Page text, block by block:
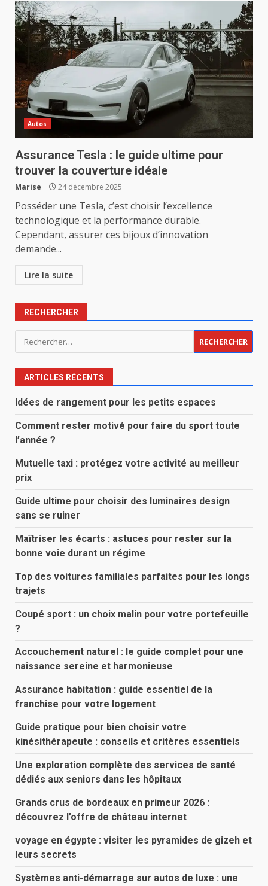
Autos
Assurance Tesla : le guide ultime pour
trouver la couverture idéale
Marise 24 décembre 2025
Posséder une Tesla, c’est choisir l’excellence
technologique et la performance durable.
Cependant, assurer ces bijoux d’innovation
demande...
Lire la suite
RECHERCHER
Rechercher :
ARTICLES RÉCENTS
Idées de rangement pour les petits espaces
Comment rester motivé pour faire du sport toute
l’année ?
Mutuelle taxi : protégez votre activité au meilleur
prix
Guide ultime pour choisir des luminaires design
sans se ruiner
Maîtriser les écarts : astuces pour rester sur la
bonne voie durant un régime
Top des voitures familiales parfaites pour les longs
trajets
Coupé sport : un choix malin pour votre portefeuille
?
Accouchement naturel : le guide complet pour une
naissance sereine et harmonieuse
Assurance habitation : guide essentiel de la
franchise pour votre logement
Guide pratique pour bien choisir votre
kinésithérapeute : conseils et critères essentiels
Une exploration complète des services de santé
dédiés aux seniors dans les hôpitaux
Grands crus de bordeaux en primeur 2026 :
découvrez l’offre de château internet
voyage en égypte : visiter les pyramides de gizeh et
leurs secrets
Systèmes anti-démarrage sur autos de luxe : une